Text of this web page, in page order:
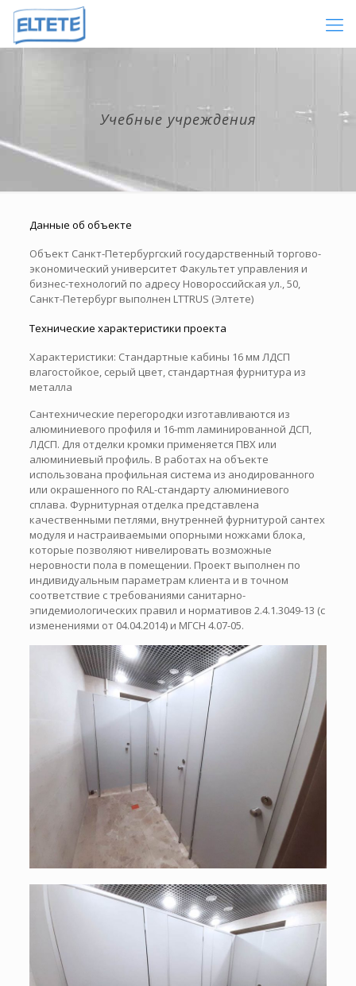
Учебные учреждения
Данные об объекте
Объект Санкт-Петербургский государственный торгово-
экономический университет Факультет управления и
бизнес-технологий по адресу Новороссийская ул., 50,
Санкт-Петербург выполнен LTTRUS (Элтете)
Технические характеристики проекта
Характеристики: Стандартные кабины 16 мм ЛДСП
влагостойкое, серый цвет, стандартная фурнитура из
металла
Сантехнические перегородки изготавливаются из
алюминиевого профиля и 16-mm ламинированной ДСП,
ЛДСП. Для отделки кромки применяется ПВХ или
алюминиевый профиль. В работах на объекте
использована профильная система из анодированного
или окрашенного по RAL-стандарту алюминиевого
сплава. Фурнитурная отделка представлена
качественными петлями, внутренней фурнитурой сантех
модуля и настраиваемыми опорными ножками блока,
которые позволяют нивелировать возможные
неровности пола в помещении. Проект выполнен по
индивидуальным параметрам клиента и в точном
соответствие с требованиями санитарно-
эпидемиологических правил и нормативов 2.4.1.3049-13 (с
изменениями от 04.04.2014) и МГСН 4.07-05.